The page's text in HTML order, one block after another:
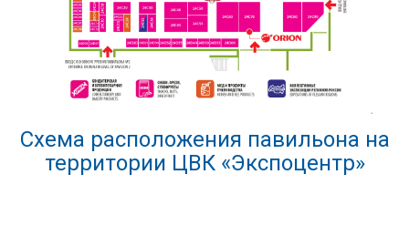
Схема расположения павильона на
территории ЦВК «Экспоцентр»